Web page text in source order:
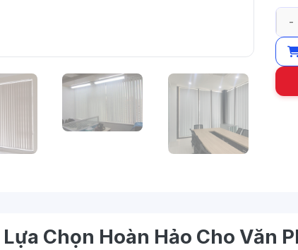
Lựa Chọn Hoàn Hảo Cho Văn